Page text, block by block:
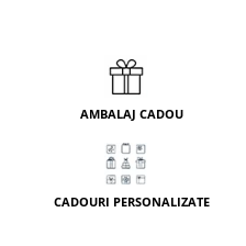
AMBALAJ CADOU
CADOURI PERSONALIZATE